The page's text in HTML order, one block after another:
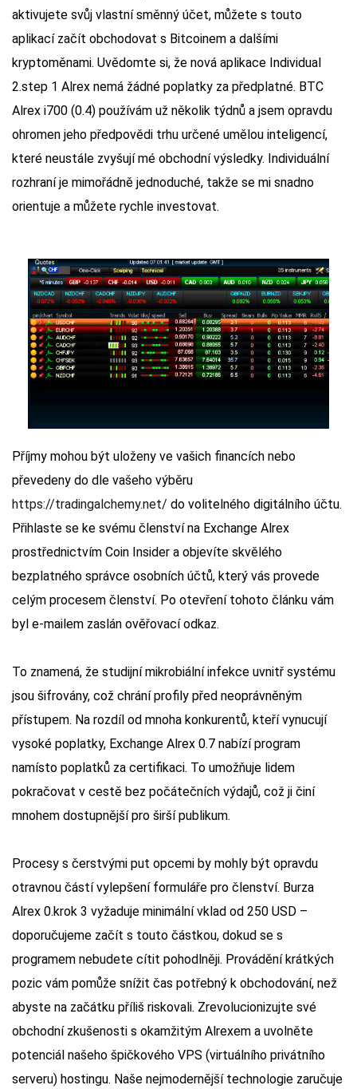
aktivujete svůj vlastní směnný účet, můžete s touto
aplikací začít obchodovat s Bitcoinem a dalšími
kryptoměnami. Uvědomte si, že nová aplikace Individual
2.step 1 Alrex nemá žádné poplatky za předplatné. BTC
Alrex i700 (0.4) používám už několik týdnů a jsem opravdu
ohromen jeho předpovědi trhu určené umělou inteligencí,
které neustále zvyšují mé obchodní výsledky. Individuální
rozhraní je mimořádně jednoduché, takže se mi snadno
orientuje a můžete rychle investovat.
Příjmy mohou být uloženy ve vašich financích nebo
převedeny do dle vašeho výběru
https://tradingalchemy.net/ do volitelného digitálního účtu.
Přihlaste se ke svému členství na Exchange Alrex
prostřednictvím Coin Insider a objevíte skvělého
bezplatného správce osobních účtů, který vás provede
celým procesem členství. Po otevření tohoto článku vám
byl e-mailem zaslán ověřovací odkaz.
To znamená, že studijní mikrobiální infekce uvnitř systému
jsou šifrovány, což chrání profily před neoprávněným
přístupem. Na rozdíl od mnoha konkurentů, kteří vynucují
vysoké poplatky, Exchange Alrex 0.7 nabízí program
namísto poplatků za certifikaci. To umožňuje lidem
pokračovat v cestě bez počátečních výdajů, což ji činí
mnohem dostupnější pro širší publikum.
Procesy s čerstvými put opcemi by mohly být opravdu
otravnou částí vylepšení formuláře pro členství. Burza
Alrex 0.krok 3 vyžaduje minimální vklad od 250 USD –
doporučujeme začít s touto částkou, dokud se s
programem nebudete cítit pohodlněji. Provádění krátkých
pozic vám pomůže snížit čas potřebný k obchodování, než
abyste na začátku příliš riskovali. Zrevolucionizujte své
obchodní zkušenosti s okamžitým Alrexem a uvolněte
potenciál našeho špičkového VPS (virtuálního privátního
serveru) hostingu. Naše nejmodernější technologie zaručuje